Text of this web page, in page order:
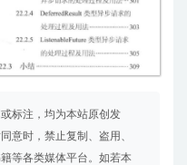
标注，均为本站原创发
意时，禁止复制、盗用、
等各类媒体平台。如若本